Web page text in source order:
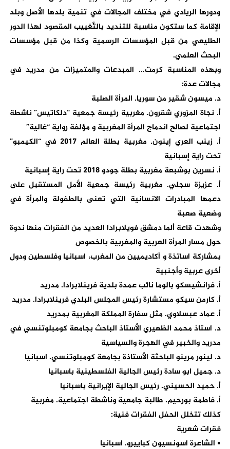
ودورها الريادي في مختلف المجالات في تنمية بلدها الأصل وبلد
الإقامة كما ستكون مناسبة للتنديد بالتَّغييب المقصود لهذا الدور
الطليعي من قبل المؤسسات الرسمية وكذا من قبل مؤسسات
البحث العلمي.
وبهذه المناسبة كرمت…المبدعات والمتميزات من مدريد في
مجالات عدة:
د. ميسون شقير من سوريا. المرأة الصلبة
أ. نجاة المزوري شقرون. مغربية رئيسة جمعية “دلكاتيس” ناشطة
اجتماعية لصالح اندماج المرأة المغربية و مؤلفة رواية “غالية”
أ. زينب العري إينون. مغربية بطلة العالم 2017 في “الكيمبو”
تحت راية إسبانية
أ. نسرين بوشبعة مغربية بطلة جودو 2018 تحت راية إسبانية
أ. عزيزة سجلي. مغربية رئيسة جمعية الأمل المستقبل على
دعمها المبادرات الانسانية التي تعنى بالطفولة والمرأة في
وضعية صعبة
وشهدت قاعة ألما دمشق فويلابرادا العديد من الفقرات منها ندوة
حول مسار المرأة العربية والمغربية بالخصوص
بمشاركة اساتذة و أكاديميين من المغرب، اسبانيا وفلسطين ودول
أخرى عربية وأجنبية
أ. فرانشيسكو بالوما نائب عمدة بلدية فرينلابرادا. مدريد
أ. كارمن سيكو مستشارة رئيس المجلس البلدي فرينلابرادا. مدريد
أ. عماد عبسلاوي. مثل سفارة المملكة المغربية بمدريد
د. استاذ محمد الظهيري الأستاذ الباحث بجامعة كومبلوتنسي في
مدريد والخبير في الهجرة والسياسية
د. لينور مرينو الباحثة الأستاذة بجامعة كومبلوتنسي. اسبانيا
د. جميل ابو سادة رئيس الجالية الفلسطينية باسبانيا
أ. حميد الحسيني. رئيس الجالية الإيرانية باسبانيا
أ. فاطمة بورحيم. طالبة جامعية وناشطة اجتماعية. مغربية
كذلك تتخلل الحفل الفقرات فنية:
فقرات شعرية
• الشاعرة اسونسيون كباييرو. اسبانيا